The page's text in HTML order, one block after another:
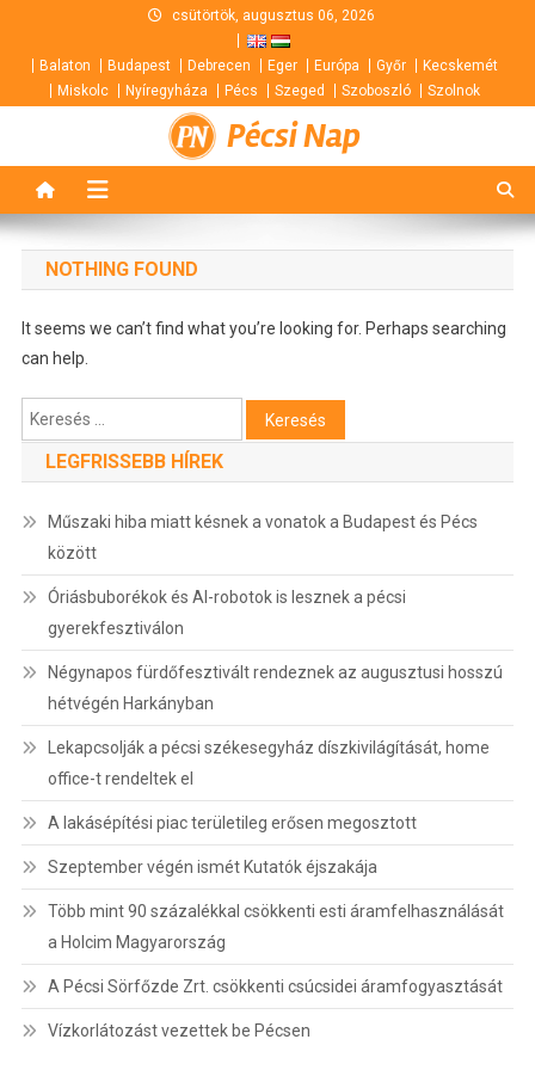
content
csütörtök, augusztus 06, 2026
Balaton Budapest Debrecen Eger Európa Győr
Kecskemét
Miskolc
Nyíregyháza Pécs Szeged Szoboszló Szolnok
Pécsi Nap
NOTHING FOUND
It seems we can’t find what you’re looking for. Perhaps searching
can help.
Keresés:
LEGFRISSEBB HÍREK
Műszaki hiba miatt késnek a vonatok a Budapest és Pécs
között
Óriásbuborékok és AI-robotok is lesznek a pécsi
gyerekfesztiválon
Négynapos fürdőfesztivált rendeznek az augusztusi hosszú
hétvégén Harkányban
Lekapcsolják a pécsi székesegyház díszkivilágítását, home
office-t rendeltek el
A lakásépítési piac területileg erősen megosztott
Szeptember végén ismét Kutatók éjszakája
Több mint 90 százalékkal csökkenti esti áramfelhasználását
a Holcim Magyarország
A Pécsi Sörfőzde Zrt. csökkenti csúcsidei áramfogyasztását
Vízkorlátozást vezettek be Pécsen